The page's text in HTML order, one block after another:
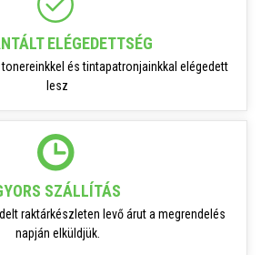
ELÉGEDETTSÉG
és tintapatronjainkkal elégedett
lesz
SZÁLLÍTÁS
raktárkészleten levő árut a megrendelés
napján elküldjük.